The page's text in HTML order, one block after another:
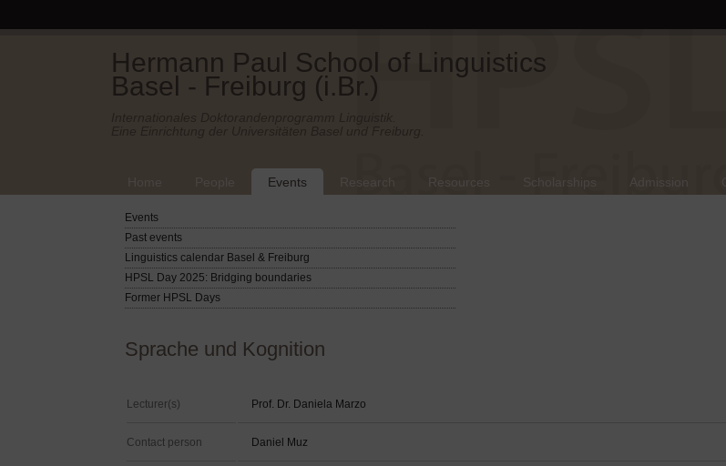
Hermann Paul School of Linguistics
Basel - Freiburg (i.Br.)
Events
Events
Past events
Linguistics calendar Basel & Freiburg
HPSL Day 2025: Bridging boundaries
Former HPSL Days
Sprache und Kognition
Lecturer(s) Prof. Dr. Daniela Marzo
Contact person Daniel Muz